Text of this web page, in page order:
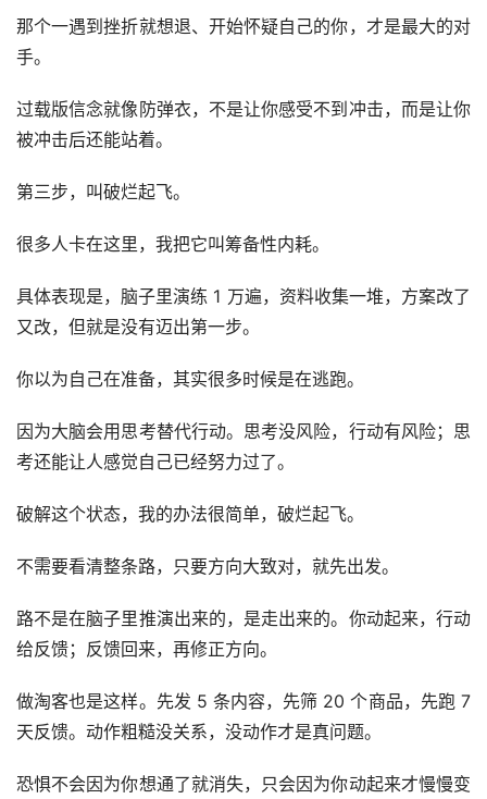
那个一遇到挫折就想退、开始怀疑自己的你，才是最大的对
手。
过载版信念就像防弹衣，不是让你感受不到冲击，而是让你
被冲击后还能站着。
第三步，叫破烂起飞。
很多人卡在这里，我把它叫筹备性内耗。
具体表现是，脑子里演练 1 万遍，资料收集一堆，方案改了
又改，但就是没有迈出第一步。
你以为自己在准备，其实很多时候是在逃跑。
因为大脑会用思考替代行动。思考没风险，行动有风险；思
考还能让人感觉自己已经努力过了。
破解这个状态，我的办法很简单，破烂起飞。
不需要看清整条路，只要方向大致对，就先出发。
路不是在脑子里推演出来的，是走出来的。你动起来，行动
给反馈；反馈回来，再修正方向。
做淘客也是这样。先发 5 条内容，先筛 20 个商品，先跑 7
天反馈。动作粗糙没关系，没动作才是真问题。
恐惧不会因为你想通了就消失，只会因为你动起来才慢慢变